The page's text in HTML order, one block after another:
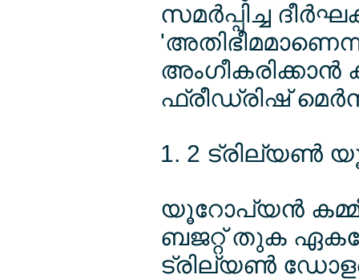
സമര്‍പ്പിച്ച
ഫ്രീഡ്രിഷ്
1. 2 ട്രില്യണ്‍
യൂറോപ്യന്‍
ബജറ്റ് തുക
ട്രില്യണ്‍